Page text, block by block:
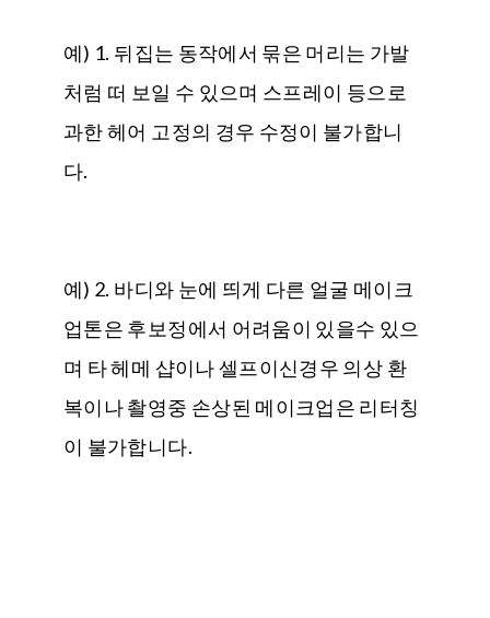
예) 1. 뒤집는 동작에서 묶은 머리는 가발
처럼 떠 보일 수 있으며 스프레이 등으로
과한 헤어 고정의 경우 수정이 불가합니
다.
예) 2. 바디와 눈에 띄게 다른 얼굴 메이크
업톤은 후보정에서 어려움이 있을수 있으
며 타 헤메 샵이나 셀프이신경우 의상 환
복이나 촬영중 손상된 메이크업은 리터칭
이 불가합니다.